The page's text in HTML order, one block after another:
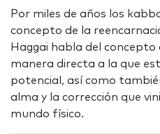
Por miles de años los
concepto de la
Haggai habla del concepto
manera directa a la que
potencial, así como
alma y la corrección que
mundo físico.